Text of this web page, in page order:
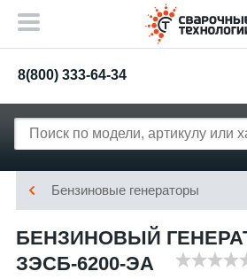
8(800) 333-64-34
Бензиновые генераторы
БЕНЗИНОВЫЙ
ЗЭСБ-6200-ЭА